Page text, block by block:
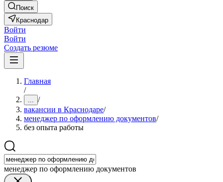
Поиск
Краснодар
Войти
Войти
Создать резюме
Главная
/
... /
вакансии в Краснодаре/
менеджер по оформлению документов/
без опыта работы
менеджер по оформлению документов